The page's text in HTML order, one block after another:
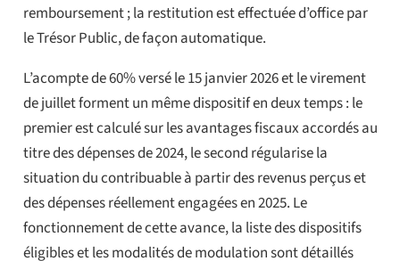
remboursement ; la restitution est effectuée d’office par
le Trésor Public, de façon automatique.
L’acompte de 60% versé le 15 janvier 2026 et le virement
de juillet forment un même dispositif en deux temps : le
premier est calculé sur les avantages fiscaux accordés au
titre des dépenses de 2024, le second régularise la
situation du contribuable à partir des revenus perçus et
des dépenses réellement engagées en 2025. Le
fonctionnement de cette avance, la liste des dispositifs
éligibles et les modalités de modulation sont détaillés